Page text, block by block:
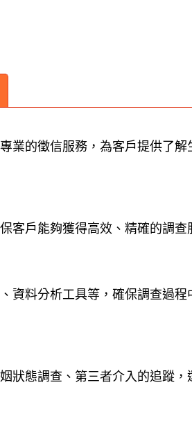
業的徵信服務，為客戶提供了
客戶能夠獲得高效、精確的調
資料分析工具等，確保調查過
狀態調查、第三者介入的追蹤